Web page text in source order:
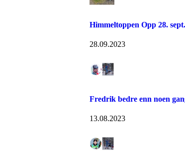
Himmeltoppen Opp 28.
28.09.2023
Fredrik bedre enn noen
13.08.2023